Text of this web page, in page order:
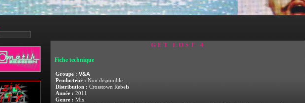
GET LOST 4
Fiche technique
Groupe : V&A
Producteur : Non disponible
Distribution : Crosstown Rebels
Année : 2011
Genre : Mix